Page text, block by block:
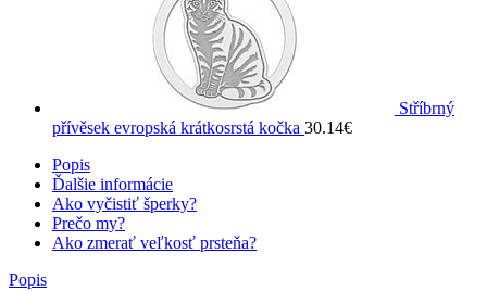
Stříbrný
přívěsek evropská krátkosrstá kočka 30.14€
Popis
Ďalšie informácie
Ako vyčistiť šperky?
Prečo my?
Ako zmerať veľkosť prsteňa?
Popis